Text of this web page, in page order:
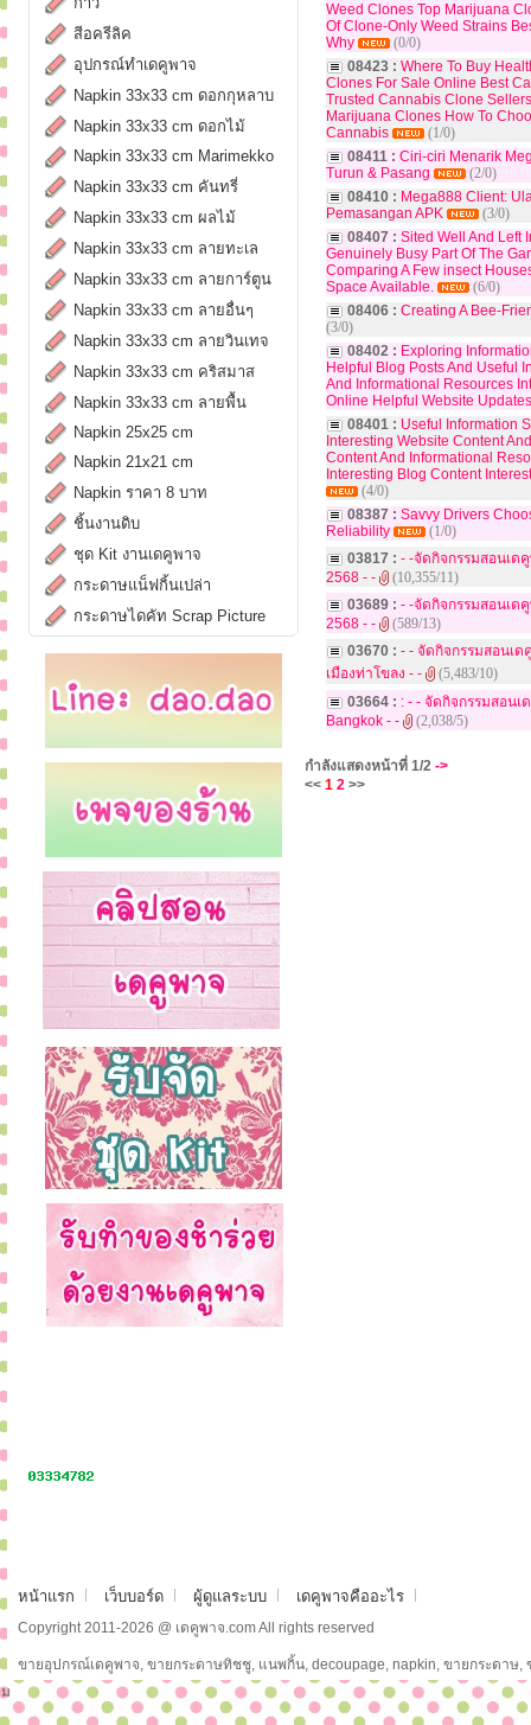
สีอครีลิค
อุปกรณ์ทำเดคูพาจ
Napkin 33x33 cm ดอกกุหลาบ
Napkin 33x33 cm ดอกไม้
Napkin 33x33 cm Marimekko
Napkin 33x33 cm คันทรี่
Napkin 33x33 cm ผลไม้
Napkin 33x33 cm ลายทะเล
Napkin 33x33 cm ลายการ์ตูน
Napkin 33x33 cm ลายอื่นๆ
Napkin 33x33 cm ลายวินเทจ
Napkin 33x33 cm คริสมาส
Napkin 33x33 cm ลายพื้น
Napkin 25x25 cm
Napkin 21x21 cm
Napkin ราคา 8 บาท
ชิ้นงานดิบ
ชุด Kit งานเดคูพาจ
กระดาษแน็ฟกิ้นเปล่า
กระดาษไดคัท Scrap Picture
Weed Clones Top Marijuana
Of Clone-Only Weed Strains
Why
(0/0)
08423 : Where To Buy
Clones For Sale Online Best
Trusted Cannabis Clone
Marijuana Clones How To
Cannabis
(1/0)
08411 : Ciri-ciri Menarik
Turun & Pasang
(2/0)
08410 : Mega888 Client:
Pemasangan APK
(3/0)
08407 : Sited Well And Left
Genuinely Busy Part Of The
Comparing A Few insect
Space Available.
(6/0)
08406 : Creating A Bee-
(3/0)
08402 : Exploring
Helpful Blog Posts And Useful
And Informational Resources
Online Helpful Website
08401 : Useful Information
Interesting Website Content
Content And Informational
Interesting Blog Content
(4/0)
08387 : Savvy Drivers
Reliability
(1/0)
03817 : - -จัดกิจกรรมสอนเด
2568 - -
(10,355/11)
03689 : - -จัดกิจกรรมสอนเด
2568 - -
(589/13)
03670 : - - จัดกิจกรรมสอนเ
เมืองท่าโขลง - -
(5,483/10)
03664 : : - - จัดกิจกรรมสอน
Bangkok - -
(2,038/5)
กำลังแสดงหน้าที่ 1/2 ->
<< 1 2 >>
หน้าแรก เว็บบอร์ด ผู้ดูแลระบบ เดคูพาจคืออะไร
Copyright 2011-2026 @ เดคูพาจ.com All rights reserved
ขายอุปกรณ์เดคูพาจ, ขายกระดาษทิชชู, แนพกิ้น, decoupage, napkin, ขายกระดาษ
ม